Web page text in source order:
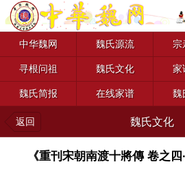
中华魏网 魏氏源流 宗
寻根问祖 魏氏文化 家
魏氏简报 在线家谱 魏
返回 魏氏文化
《重刊宋朝南渡十將傳 卷之